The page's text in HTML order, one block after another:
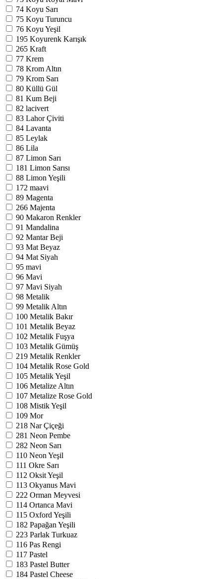
74 Koyu Sarı
75 Koyu Turuncu
76 Koyu Yeşil
195 Koyurenk Karışık
265 Kraft
77 Krem
78 Krom Altın
79 Krom Sarı
80 Küllü Gül
81 Kum Beji
82 lacivert
83 Lahor Çiviti
84 Lavanta
85 Leylak
86 Lila
87 Limon Sarı
181 Limon Sarısı
88 Limon Yeşili
172 maavi
89 Magenta
266 Majenta
90 Makaron Renkler
91 Mandalina
92 Mantar Beji
93 Mat Beyaz
94 Mat Siyah
95 mavi
96 Mavi
97 Mavi Siyah
98 Metalik
99 Metalik Altın
100 Metalik Bakır
101 Metalik Beyaz
102 Metalik Fuşya
103 Metalik Gümüş
219 Metalik Renkler
104 Metalik Rose Gold
105 Metalik Yeşil
106 Metalize Altın
107 Metalize Rose Gold
108 Mistik Yeşil
109 Mor
218 Nar Çiçeği
281 Neon Pembe
282 Neon Sarı
110 Neon Yeşil
111 Okre Sarı
112 Oksit Yeşil
113 Okyanus Mavi
222 Orman Meyvesi
114 Ortanca Mavi
115 Oxford Yeşili
182 Papağan Yeşili
223 Parlak Turkuaz
116 Pas Rengi
117 Pastel
183 Pastel Butter
184 Pastel Cheese